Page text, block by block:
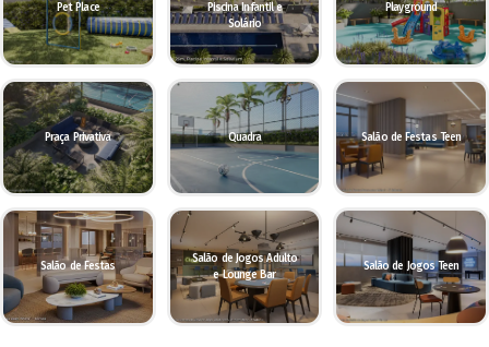
Pet Place
Piscina Infantil e
Solário
Playground
Praça Privativa Quadra Salão de Festas Teen
Salão de Festas
Salão de Jogos Adulto
e Lounge Bar
Salão de Jogos Teen